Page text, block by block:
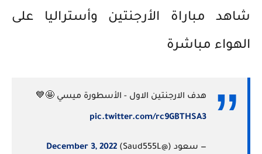
شاهد مباراة الأرجنتين وأستراليا على
الهواء مباشرة
هدف الارجنتين الاول - الأسطورة ميسي 🤩💙
pic.twitter.com/rc9GBTHSA3
— سعود (@Saud555L) December 3, 2022